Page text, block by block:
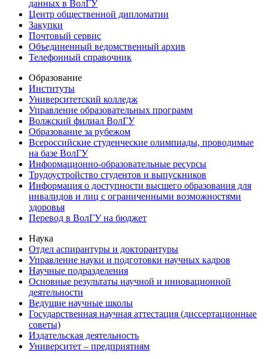
данных в ВолГУ
Центр общественной дипломатии
Закупки
Почтовый сервис
Объединенный ведомственный архив
Телефонный справочник
Образование
Институты
Университетский колледж
Управление образовательных программ
Волжский филиал ВолГУ
Образование за рубежом
Всероссийские студенческие олимпиады, проводимые
на базе ВолГУ
Информационно-образовательные ресурсы
Трудоустройство студентов и выпускников
Информация о доступности высшего образования для
инвалидов и лиц с ограниченными возможностями
здоровья
Перевод в ВолГУ на бюджет
Наука
Отдел аспирантуры и докторантуры
Управление науки и подготовки научных кадров
Научные подразделения
Основные результаты научной и инновационной
деятельности
Ведущие научные школы
Государственная научная аттестация (диссертационные
советы)
Издательская деятельность
Университет – предприятиям